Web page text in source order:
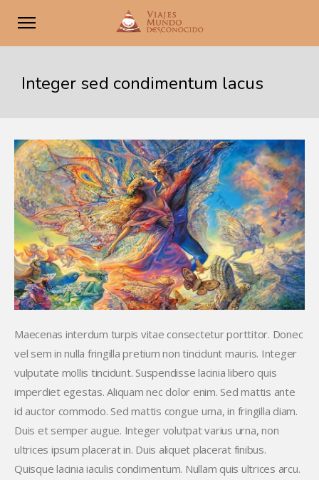
Integer sed condimentum lacus
Maecenas interdum turpis vitae consectetur porttitor. Donec
vel sem in nulla fringilla pretium non tincidunt mauris. Integer
vulputate mollis tincidunt. Suspendisse lacinia libero quis
imperdiet egestas. Aliquam nec dolor enim. Sed mattis ante
id auctor commodo. Sed mattis congue urna, in fringilla diam.
Duis et semper augue. Integer volutpat varius urna, non
ultrices ipsum placerat in. Duis aliquet placerat finibus.
Quisque lacinia iaculis condimentum. Nullam quis ultrices arcu.